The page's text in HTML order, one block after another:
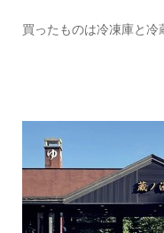
買ったものは冷凍庫と冷